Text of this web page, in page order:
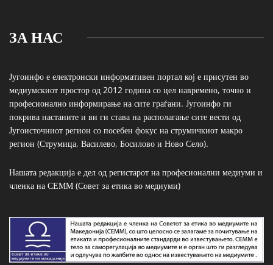
ЗА НАС
Југоинфо е електронски информативен портал кој е присутен во
медиумскиот простор од 2012 година со цел навремено, точно и
професионално информирање на сите граѓани. Југоинфо ги
покрива настаните и ви ги става на располагање сите вести од
Југоисточниот регион со посебен фокус на струмичкиот макро
регион (Струмица, Василево, Босилово и Ново Село).
Нашата редакција е дел од регистарот на професионални медиуми и
членка на СЕММ (Совет за етика во медиуми)